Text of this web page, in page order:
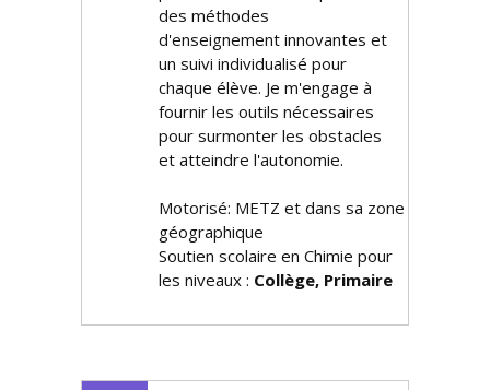
des méthodes
d'enseignement innovantes et
un suivi individualisé pour
chaque élève. Je m'engage à
fournir les outils nécessaires
pour surmonter les obstacles
et atteindre l'autonomie.
Motorisé: METZ et dans sa zone
géographique
Soutien scolaire en Chimie pour
les niveaux : Collège, Primaire